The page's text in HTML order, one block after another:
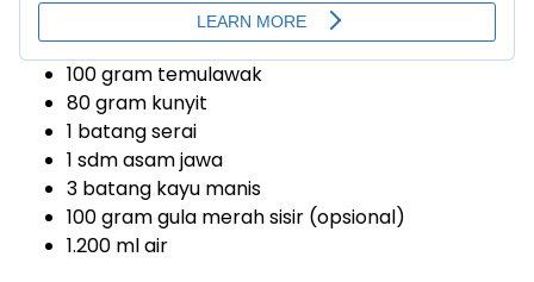
100 gram temulawak
80 gram kunyit
1 batang serai
1 sdm asam jawa
3 batang kayu manis
100 gram gula merah sisir (opsional)
1.200 ml air